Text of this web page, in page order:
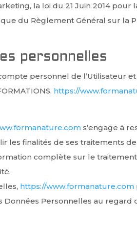
la loi du 21 Juin 2014 pour
du Règlement Général sur la
personnelles
personnel de l’Utilisateur
https://
s’engage à
les finalités de ses traitements
complète sur le
https://www.formanature.com
Données Personnelles au regard